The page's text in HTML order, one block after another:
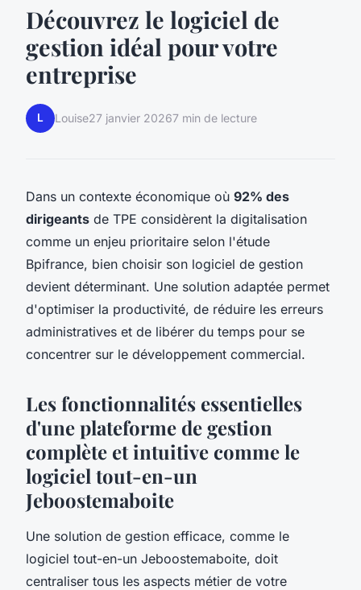
Découvrez le logiciel de
gestion idéal pour votre
entreprise
L Louise27 janvier 20267 min de lecture
Dans un contexte économique où 92% des
dirigeants de TPE considèrent la digitalisation
comme un enjeu prioritaire selon l'étude
Bpifrance, bien choisir son logiciel de gestion
devient déterminant. Une solution adaptée permet
d'optimiser la productivité, de réduire les erreurs
administratives et de libérer du temps pour se
concentrer sur le développement commercial.
Les fonctionnalités essentielles
d'une plateforme de gestion
complète et intuitive comme le
logiciel tout-en-un
Jeboostemaboite
Une solution de gestion efficace, comme le
logiciel tout-en-un Jeboostemaboite, doit
centraliser tous les aspects métier de votre